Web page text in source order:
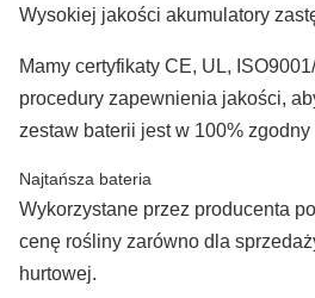
Wysokiej jakości akumulatory
Mamy certyfikaty CE, UL,
procedury zapewnienia jakości,
zestaw baterii jest w 100% zgodny
Najtańsza bateria
Wykorzystane przez producenta
cenę rośliny zarówno dla
hurtowej.